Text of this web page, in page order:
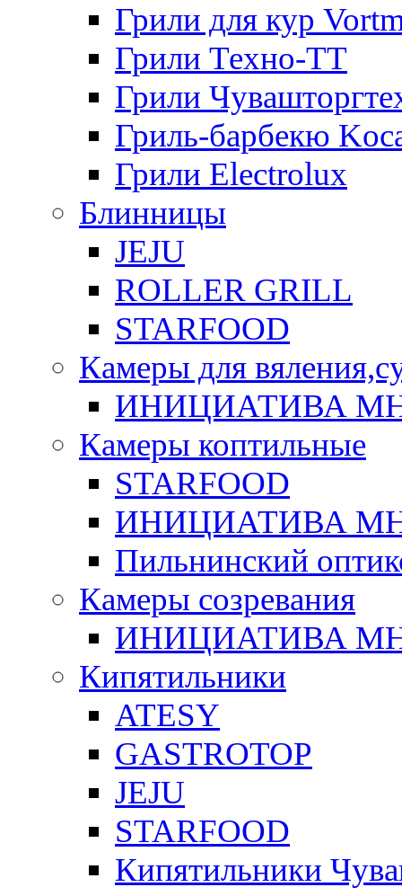
Грили для кур
Грили Техно-ТТ
Грили
Гриль-барбекю
Грили Electrolux
Блинницы
JEJU
ROLLER GRILL
STARFOOD
Камеры для
ИНИЦИАТИВА
Камеры коптильные
STARFOOD
ИНИЦИАТИВА
Пильнинский
Камеры созревания
ИНИЦИАТИВА
Кипятильники
ATESY
GASTROTOP
JEJU
STARFOOD
Кипятильники